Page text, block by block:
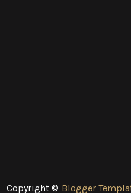
Copyright © Blogger